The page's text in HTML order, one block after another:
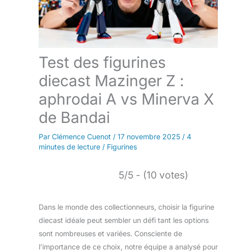
Test des figurines
diecast Mazinger Z :
aphrodai A vs Minerva X
de Bandai
Par Clémence Cuenot / 17 novembre 2025 / 4
minutes de lecture / Figurines
5/5 - (10 votes)
Dans le monde des collectionneurs, choisir la figurine
diecast idéale peut sembler un défi tant les options
sont nombreuses et variées. Consciente de
l’importance de ce choix, notre équipe a analysé pour